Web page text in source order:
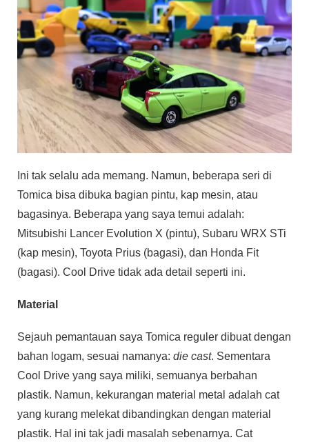
Ini tak selalu ada memang. Namun, beberapa seri di
Tomica bisa dibuka bagian pintu, kap mesin, atau
bagasinya. Beberapa yang saya temui adalah:
Mitsubishi Lancer Evolution X (pintu), Subaru WRX STi
(kap mesin), Toyota Prius (bagasi), dan Honda Fit
(bagasi). Cool Drive tidak ada detail seperti ini.
Material
Sejauh pemantauan saya Tomica reguler dibuat dengan
bahan logam, sesuai namanya: die cast. Sementara
Cool Drive yang saya miliki, semuanya berbahan
plastik. Namun, kekurangan material metal adalah cat
yang kurang melekat dibandingkan dengan material
plastik. Hal ini tak jadi masalah sebenarnya. Cat